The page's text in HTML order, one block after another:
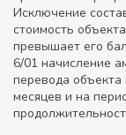
Исключение
стоимость
превышает его
6/01 начисление
перевода
месяцев и на